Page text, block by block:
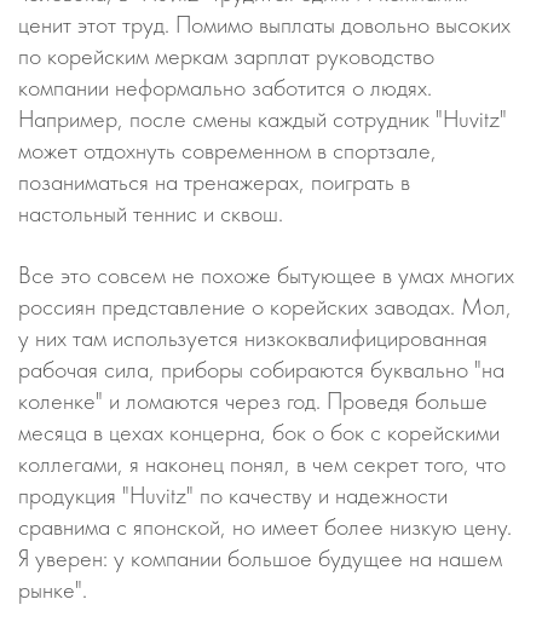
ценит этот труд. Помимо выплаты довольно высоких
по корейским меркам зарплат руководство
компании неформально заботится о людях.
Например, после смены каждый сотрудник "Huvitz"
может отдохнуть современном в спортзале,
позаниматься на тренажерах, поиграть в
настольный теннис и сквош.
Все это совсем не похоже бытующее в умах многих
россиян представление о корейских заводах. Мол,
у них там используется низкоквалифицированная
рабочая сила, приборы собираются буквально "на
коленке" и ломаются через год. Проведя больше
месяца в цехах концерна, бок о бок с корейскими
коллегами, я наконец понял, в чем секрет того, что
продукция "Huvitz" по качеству и надежности
сравнима с японской, но имеет более низкую цену.
Я уверен: у компании большое будущее на нашем
рынке".